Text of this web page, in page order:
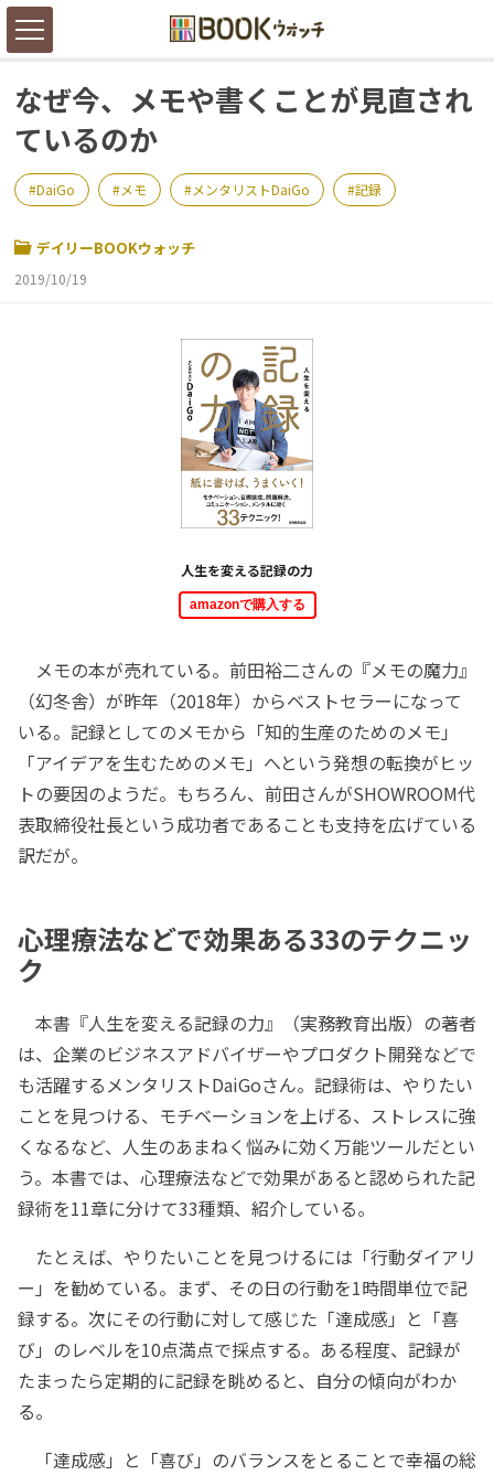
なぜ今、メモや書くことが見直され
ているのか
DaiGo メモ メンタリストDaiGo 記録
デイリーBOOKウォッチ
2019/10/19
人生を変える記録の力
amazonで購入する
メモの本が売れている。前田裕二さんの『メモの魔力』
（幻冬舎）が昨年（2018年）からベストセラーになって
いる。記録としてのメモから「知的生産のためのメモ」
「アイデアを生むためのメモ」へという発想の転換がヒッ
トの要因のようだ。もちろん、前田さんがSHOWROOM代
表取締役社長という成功者であることも支持を広げている
訳だが。
心理療法などで効果ある33のテクニッ
ク
本書『人生を変える記録の力』（実務教育出版）の著者
は、企業のビジネスアドバイザーやプロダクト開発などで
も活躍するメンタリストDaiGoさん。記録術は、やりたい
ことを見つける、モチベーションを上げる、ストレスに強
くなるなど、人生のあまねく悩みに効く万能ツールだとい
う。本書では、心理療法などで効果があると認められた記
録術を11章に分けて33種類、紹介している。
たとえば、やりたいことを見つけるには「行動ダイアリ
ー」を勧めている。まず、その日の行動を1時間単位で記
録する。次にその行動に対して感じた「達成感」と「喜
び」のレベルを10点満点で採点する。ある程度、記録が
たまったら定期的に記録を眺めると、自分の傾向がわか
る。
「達成感」と「喜び」のバランスをとることで幸福の総